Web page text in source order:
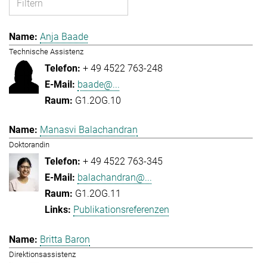
Anja Baade
Technische Assistenz
+ 49 4522 763-248
baade@...
G1.2OG.10
Manasvi Balachandran
Doktorandin
+ 49 4522 763-345
balachandran@...
G1.2OG.11
Publikationsreferenzen
Britta Baron
Direktionsassistenz